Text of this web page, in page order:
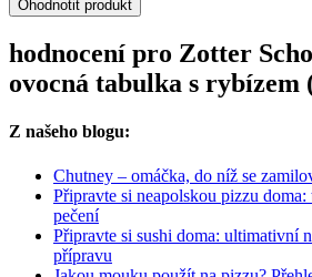
Ohodnotit produkt
hodnocení pro Zotter
ovocná tabulka s rybízem
Z našeho blogu:
Chutney – omáčka, do níž se
Připravte si neapolskou pizzu
pečení
Připravte si sushi doma: ultimativní
přípravu